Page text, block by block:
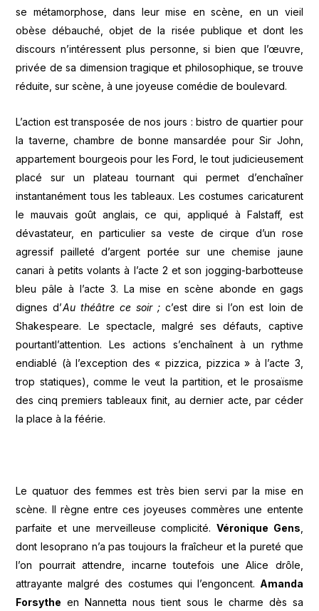
se métamorphose, dans leur mise en scène, en un vieil
obèse débauché, objet de la risée publique et dont les
discours n’intéressent plus personne, si bien que l’œuvre,
privée de sa dimension tragique et philosophique, se trouve
réduite, sur scène, à une joyeuse comédie de boulevard.
L’action est transposée de nos jours : bistro de quartier pour
la taverne, chambre de bonne mansardée pour Sir John,
appartement bourgeois pour les Ford, le tout judicieusement
placé sur un plateau tournant qui permet d’enchaîner
instantanément tous les tableaux. Les costumes caricaturent
le mauvais goût anglais, ce qui, appliqué à Falstaff, est
dévastateur, en particulier sa veste de cirque d’un rose
agressif pailleté d’argent portée sur une chemise jaune
canari à petits volants à l’acte 2 et son jogging-barbotteuse
bleu pâle à l’acte 3. La mise en scène abonde en gags
dignes d’Au théâtre ce soir ;c’est dire si l’on est loin de
Shakespeare. Le spectacle, malgré ses défauts, captive
pourtantl’attention. Les actions s’enchaînent à un rythme
endiablé (à l’exception des « pizzica, pizzica » à l’acte 3,
trop statiques), comme le veut la partition, et le prosaïsme
des cinq premiers tableaux finit, au dernier acte, par céder
la place à la féérie.
Le quatuor des femmes est très bien servi par la mise en
scène. Il règne entre ces joyeuses commères une entente
parfaite et une merveilleuse complicité. Véronique Gens,
dont lesoprano n’a pas toujours la fraîcheur et la pureté que
l’on pourrait attendre, incarne toutefois une Alice drôle,
attrayante malgré des costumes qui l’engoncent. Amanda
Forsythe en Nannetta nous tient sous le charme dès sa